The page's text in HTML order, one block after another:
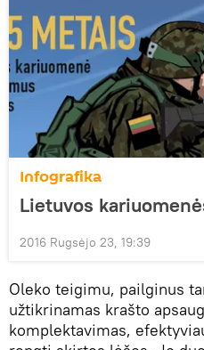
Infografika
Lietuvos
2016 Rugsėjo 23, 19:39
Oleko teigimu, pailginus
užtikrinamas krašto
komplektavimas,